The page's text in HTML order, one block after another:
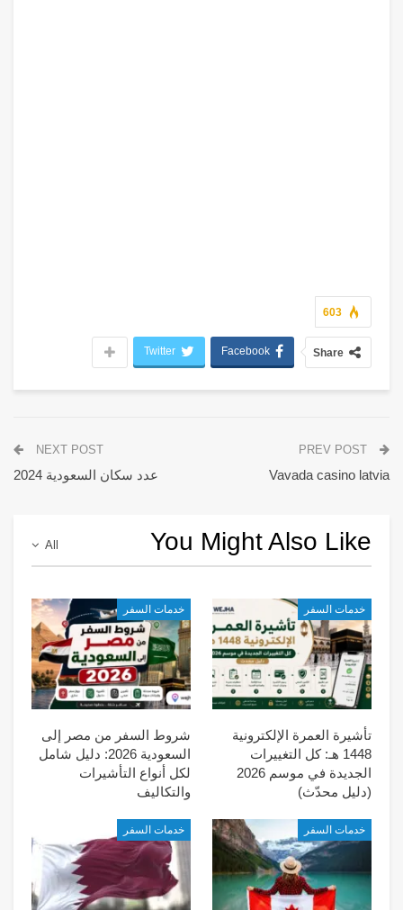
603
Share
Facebook
Twitter
Vavada casino latvia
NEXT POST
عدد سكان السعودية 2024
All You Might Also Like
خدمات السفر
تأشيرة العمرة الإلكترونية
1448 هـ: كل التغييرات
الجديدة في موسم 2026
(دليل محدّث)
خدمات السفر
شروط السفر من مصر إلى
السعودية 2026: دليل شامل
لكل أنواع التأشيرات
والتكاليف
خدمات السفر خدمات السفر